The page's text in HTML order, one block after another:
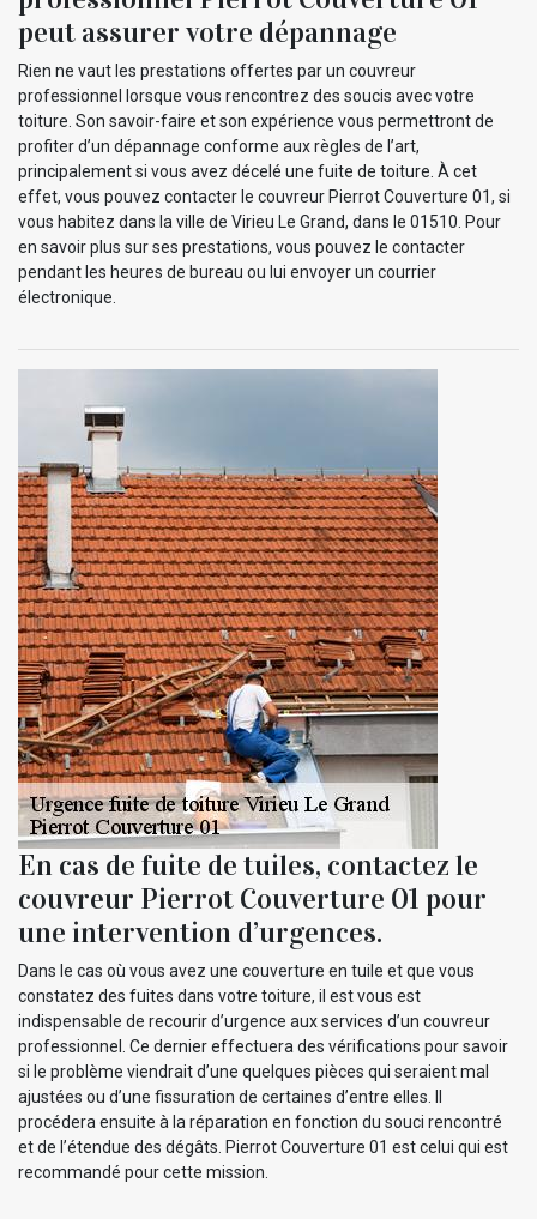
peut assurer votre dépannage
Rien ne vaut les prestations offertes par un couvreur
professionnel lorsque vous rencontrez des soucis avec votre
toiture. Son savoir-faire et son expérience vous permettront de
profiter d’un dépannage conforme aux règles de l’art,
principalement si vous avez décelé une fuite de toiture. À cet
effet, vous pouvez contacter le couvreur Pierrot Couverture 01, si
vous habitez dans la ville de Virieu Le Grand, dans le 01510. Pour
en savoir plus sur ses prestations, vous pouvez le contacter
pendant les heures de bureau ou lui envoyer un courrier
électronique.
En cas de fuite de tuiles, contactez le
couvreur Pierrot Couverture 01 pour
une intervention d’urgences.
Dans le cas où vous avez une couverture en tuile et que vous
constatez des fuites dans votre toiture, il est vous est
indispensable de recourir d’urgence aux services d’un couvreur
professionnel. Ce dernier effectuera des vérifications pour savoir
si le problème viendrait d’une quelques pièces qui seraient mal
ajustées ou d’une fissuration de certaines d’entre elles. Il
procédera ensuite à la réparation en fonction du souci rencontré
et de l’étendue des dégâts. Pierrot Couverture 01 est celui qui est
recommandé pour cette mission.